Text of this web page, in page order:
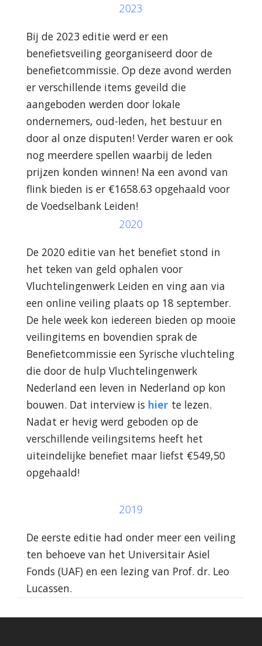
2023
Bij de 2023 editie werd er een
benefietsveiling georganiseerd door de
benefietcommissie. Op deze avond werden
er verschillende items geveild die
aangeboden werden door lokale
ondernemers, oud-leden, het bestuur en
door al onze disputen! Verder waren er ook
nog meerdere spellen waarbij de leden
prijzen konden winnen! Na een avond van
flink bieden is er €1658.63 opgehaald voor
de Voedselbank Leiden!
2020
De 2020 editie van het benefiet stond in
het teken van geld ophalen voor
Vluchtelingenwerk Leiden en ving aan via
een online veiling plaats op 18 september.
De hele week kon iedereen bieden op mooie
veilingitems en bovendien sprak de
Benefietcommissie een Syrische vluchteling
die door de hulp Vluchtelingenwerk
Nederland een leven in Nederland op kon
bouwen. Dat interview is hier te lezen.
Nadat er hevig werd geboden op de
verschillende veilingsitems heeft het
uiteindelijke benefiet maar liefst €549,50
opgehaald!
2019
De eerste editie had onder meer een veiling
ten behoeve van het Universitair Asiel
Fonds (UAF) en een lezing van Prof. dr. Leo
Lucassen.